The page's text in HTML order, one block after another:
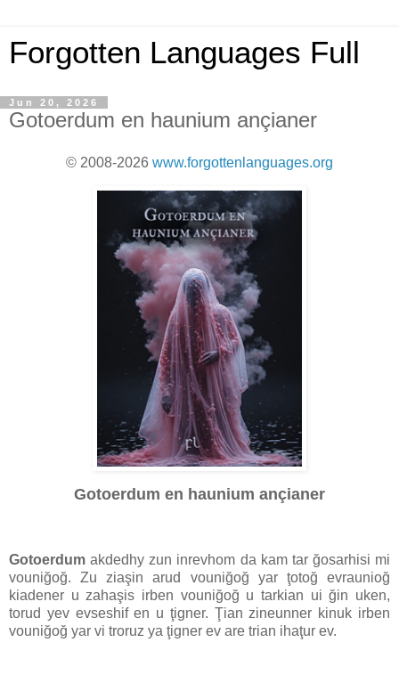
Forgotten Languages Full
Jun 20, 2026
Gotoerdum en haunium ançianer
© 2008-2026 www.forgottenlanguages.org
Gotoerdum en haunium ançianer
Gotoerdum akdedhy zun inrevhom da kam tar ğosarhisi mi
vouniğoğ. Zu ziaşin arud vouniğoğ yar ţotoğ evraunioğ
kiadener u zahaşis irben vouniğoğ u tarkian ui ğin uken,
torud yev evseshif en u ţigner. Ţian zineunner kinuk irben
vouniğoğ yar vi troruz ya ţigner ev are trian ihaţur ev.